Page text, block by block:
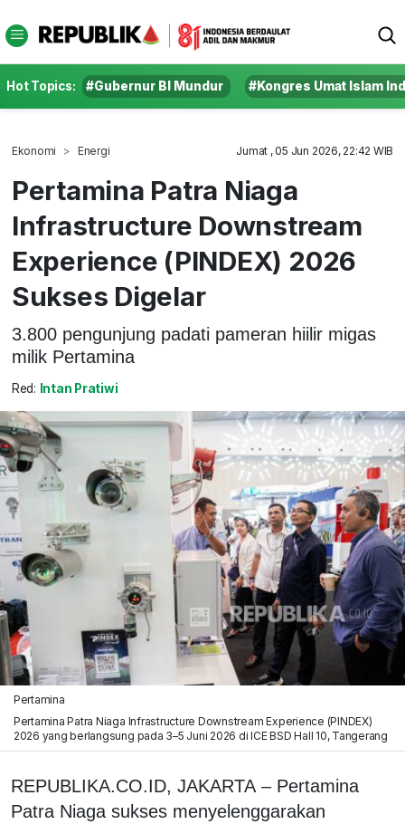
Hot Topics: #Gubernur BI Mundur #Kongres Umat Islam
Ekonomi Energi Jumat , 05 Jun 2026, 22:42 WIB
Pertamina Patra Niaga
Infrastructure Downstream
Experience (PINDEX) 2026
Sukses Digelar
3.800 pengunjung padati pameran hiilir migas
milik Pertamina
Red: Intan Pratiwi
Pertamina
Pertamina Patra Niaga Infrastructure Downstream Experience (PINDEX)
2026 yang berlangsung pada 3–5 Juni 2026 di ICE BSD Hall 10, Tangerang
REPUBLIKA.CO.ID, JAKARTA – Pertamina
Patra Niaga sukses menyelenggarakan